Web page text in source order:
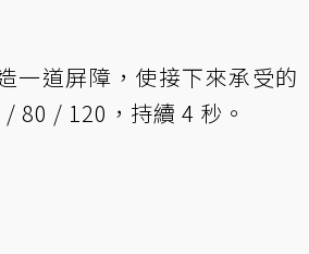
一道屏障，使接下來承受的
80 / 120，持續 4 秒。